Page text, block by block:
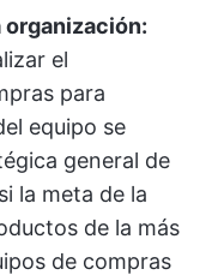
organización:
el
para
equipo se
general de
la meta de la
de la más
de compras